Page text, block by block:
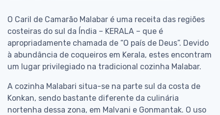
O Caril de Camarão Malabar é uma receita das regiões
costeiras do sul da Índia – KERALA – que é
apropriadamente chamada de “O país de Deus”. Devido
à abundância de coqueiros em Kerala, estes encontram
um lugar privilegiado na tradicional cozinha Malabar.
A cozinha Malabari situa-se na parte sul da costa de
Konkan, sendo bastante diferente da culinária
nortenha dessa zona, em Malvani e Gonmantak. O uso